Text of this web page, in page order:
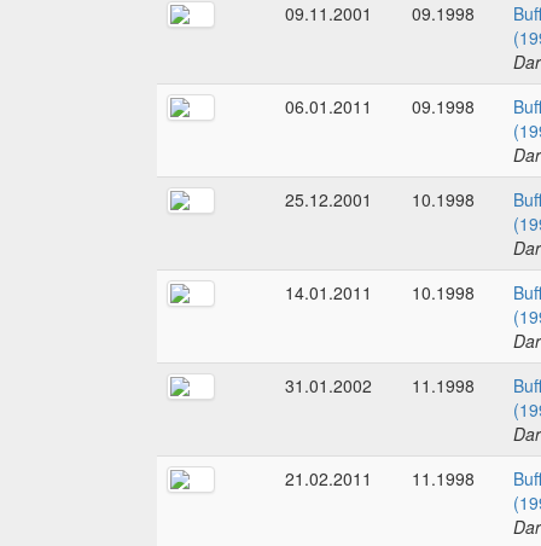
09.11.2001
09.1998
06.01.2011
09.1998
25.12.2001
10.1998
14.01.2011
10.1998
31.01.2002
11.1998
21.02.2011
11.1998